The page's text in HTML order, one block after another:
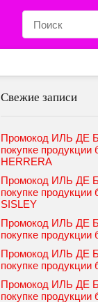
Свежие записи
Промокод ИЛЬ ДЕ
покупке продукции
HERRERA
Промокод ИЛЬ ДЕ
покупке
SISLEY
Промокод ИЛЬ ДЕ
покупке
Промокод ИЛЬ ДЕ
покупке продукции
Промокод ИЛЬ ДЕ
покупке продукции